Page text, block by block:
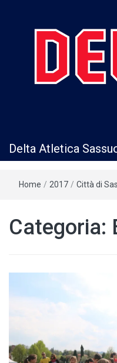
Delta Atletica
Home / 2017 / Città di
Categoria: